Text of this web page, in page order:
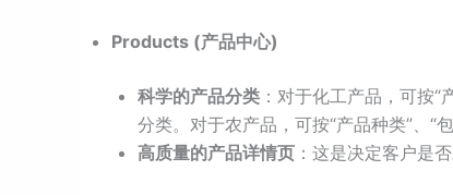
Products (产品中心)
科学的产品分类 ：对于化工产品，可按“
分类。对于农产品，可按“产品种类”、“
高质量的产品详情页 ：这是决定客户是